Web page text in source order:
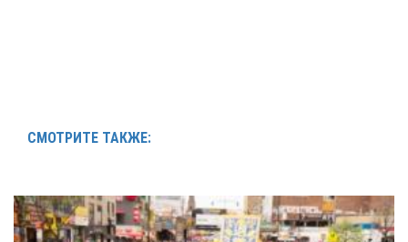
СМОТРИТЕ ТАКЖЕ: